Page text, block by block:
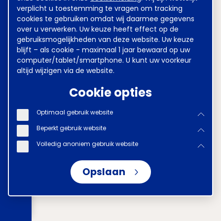
verplicht u toestemming te vragen om tracking
cookies te gebruiken omdat wij daarmee gegevens
over u verwerken. Uw keuze heeft effect op de
gebruiksmogelijkheden van deze website. Uw keuze
blijft – als cookie - maximaal 1 jaar bewaard op uw
computer/tablet/smartphone. U kunt uw voorkeur
altijd wijzigen via de website.
Cookie opties
Optimaal gebruik website
Beperkt gebruik website
Volledig anoniem gebruik website
Opslaan